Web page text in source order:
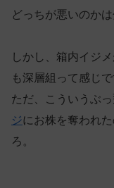
どっちが悪いのか
しかし、箱内イジ
も深層組って感じで
ただ、こういうぶ
ジにお株を奪われ
ろ。